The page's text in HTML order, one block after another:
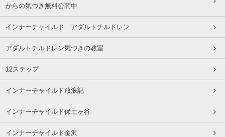
からの気づき無料公開中
インナーチャイルド アダルトチルドレン
アダルトチルドレン気づきの教室
12ステップ
インナーチャイルド放浪記
インナーチャイルド保土ヶ谷
インナーチャイルド金沢